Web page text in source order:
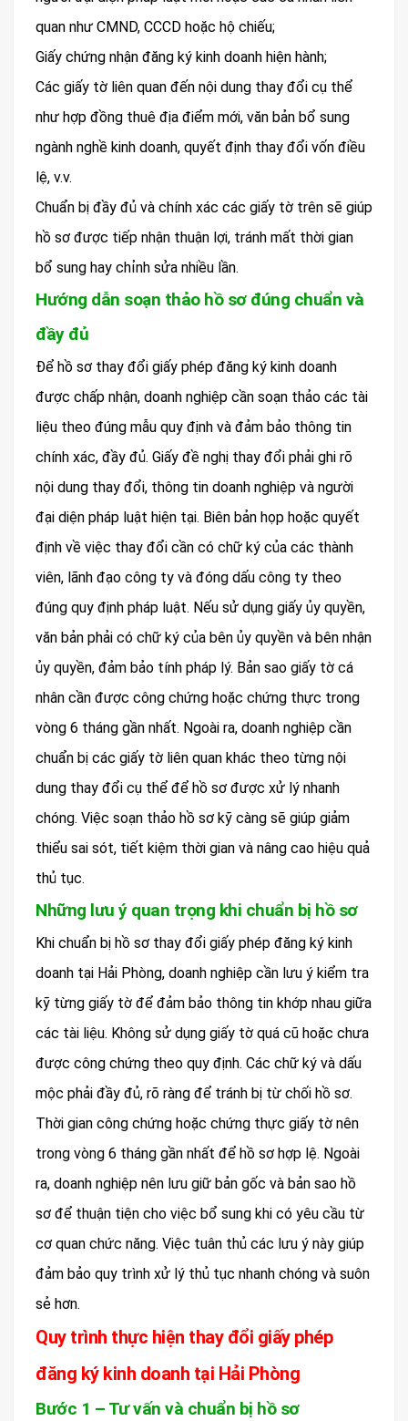
quan như CMND, CCCD hoặc hộ chiếu;
Giấy chứng nhận đăng ký kinh doanh hiện hành;
Các giấy tờ liên quan đến nội dung thay đổi cụ thể
như hợp đồng thuê địa điểm mới, văn bản bổ sung
ngành nghề kinh doanh, quyết định thay đổi vốn điều
lệ, v.v.
Chuẩn bị đầy đủ và chính xác các giấy tờ trên sẽ giúp
hồ sơ được tiếp nhận thuận lợi, tránh mất thời gian
bổ sung hay chỉnh sửa nhiều lần.
Hướng dẫn soạn thảo hồ sơ đúng chuẩn và
đầy đủ
Để hồ sơ thay đổi giấy phép đăng ký kinh doanh
được chấp nhận, doanh nghiệp cần soạn thảo các tài
liệu theo đúng mẫu quy định và đảm bảo thông tin
chính xác, đầy đủ. Giấy đề nghị thay đổi phải ghi rõ
nội dung thay đổi, thông tin doanh nghiệp và người
đại diện pháp luật hiện tại. Biên bản họp hoặc quyết
định về việc thay đổi cần có chữ ký của các thành
viên, lãnh đạo công ty và đóng dấu công ty theo
đúng quy định pháp luật. Nếu sử dụng giấy ủy quyền,
văn bản phải có chữ ký của bên ủy quyền và bên nhận
ủy quyền, đảm bảo tính pháp lý. Bản sao giấy tờ cá
nhân cần được công chứng hoặc chứng thực trong
vòng 6 tháng gần nhất. Ngoài ra, doanh nghiệp cần
chuẩn bị các giấy tờ liên quan khác theo từng nội
dung thay đổi cụ thể để hồ sơ được xử lý nhanh
chóng. Việc soạn thảo hồ sơ kỹ càng sẽ giúp giảm
thiểu sai sót, tiết kiệm thời gian và nâng cao hiệu quả
thủ tục.
Những lưu ý quan trọng khi chuẩn bị hồ sơ
Khi chuẩn bị hồ sơ thay đổi giấy phép đăng ký kinh
doanh tại Hải Phòng, doanh nghiệp cần lưu ý kiểm tra
kỹ từng giấy tờ để đảm bảo thông tin khớp nhau giữa
các tài liệu. Không sử dụng giấy tờ quá cũ hoặc chưa
được công chứng theo quy định. Các chữ ký và dấu
mộc phải đầy đủ, rõ ràng để tránh bị từ chối hồ sơ.
Thời gian công chứng hoặc chứng thực giấy tờ nên
trong vòng 6 tháng gần nhất để hồ sơ hợp lệ. Ngoài
ra, doanh nghiệp nên lưu giữ bản gốc và bản sao hồ
sơ để thuận tiện cho việc bổ sung khi có yêu cầu từ
cơ quan chức năng. Việc tuân thủ các lưu ý này giúp
đảm bảo quy trình xử lý thủ tục nhanh chóng và suôn
sẻ hơn.
Quy trình thực hiện thay đổi giấy phép
đăng ký kinh doanh tại Hải Phòng
Bước 1 – Tư vấn và chuẩn bị hồ sơ